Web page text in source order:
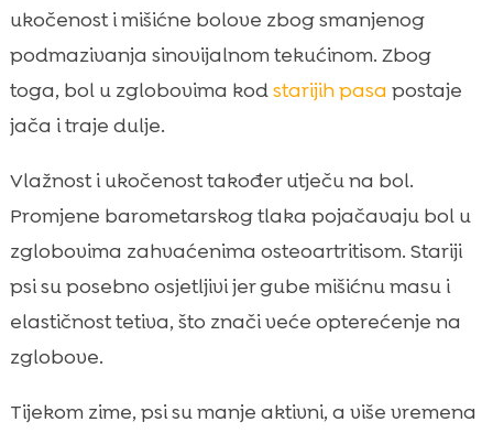
ukočenost i mišićne bolove zbog smanjenog
podmazivanja sinovijalnom tekućinom. Zbog
toga, bol u zglobovima kodstarijih pasa postaje
jača i traje dulje.
Vlažnost i ukočenost također utječu na bol.
Promjene barometarskog tlaka pojačavaju bol u
zglobovima zahvaćenima osteoartritisom. Stariji
psi su posebno osjetljivi jer gube mišićnu masu i
elastičnost tetiva, što znači veće opterećenje na
zglobove.
Tijekom zime, psi su manje aktivni, a više vremena